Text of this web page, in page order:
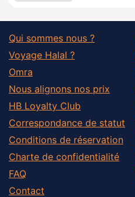
Qui sommes nous ?
Voyage Halal ?
Omra
Nous alignons nos prix
HB Loyalty Club
Correspondance de statut
Conditions de réservation
Charte de confidentialité
FAQ
Contact